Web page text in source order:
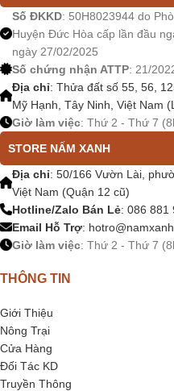
Số ĐKKD: 50H8023944 do
Huyện Đức Hòa cấp lần đầu
ngày 27/02/2025
Số chứng nhận ATTP: 21/
Địa chỉ: Thửa đất số 55, 56,
Mỹ Hạnh, Tây Ninh, Việt Nam
Giờ làm việc: Thứ 2 - Thứ 7
STORE NẤM XANH
Địa chỉ: 50/166 Vườn Lài,
Việt Nam (Quận 12 cũ)
Hotline/Zalo Bán Lẻ: 086 881
Email Hỗ Trợ:
Giờ làm việc: Thứ 2 - Thứ 7
THÔNG TIN
Giới Thiệu
Nông Trại
Cửa Hàng
Đối Tác KD
Truyền Thông